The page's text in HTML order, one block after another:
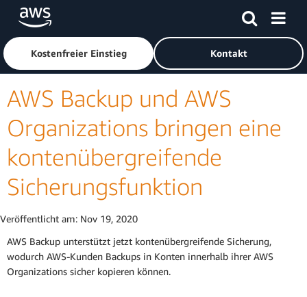
Überspringen zum Hauptinhalt
Klicken Sie hier, um zur Amazon Web Services-Startseite
Kostenfreier Einstieg Kontakt
AWS Backup und AWS
Organizations bringen eine
kontenübergreifende
Sicherungsfunktion
Veröffentlicht am: Nov 19, 2020
AWS Backup unterstützt jetzt kontenübergreifende Sicherung,
wodurch AWS-Kunden Backups in Konten innerhalb ihrer AWS
Organizations sicher kopieren können.